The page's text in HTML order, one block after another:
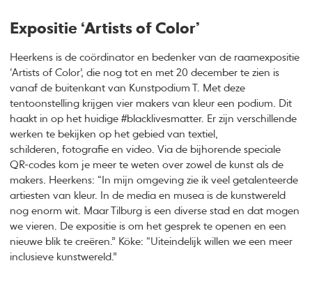
Expositie ‘Artists of Color’
Heerkens is de coördinator en bedenker van de raamexpositie
‘Artists of Color’, die nog tot en met 20 december te zien is
vanaf de buitenkant van Kunstpodium T. Met deze
tentoonstelling krijgen vier makers van kleur een podium. Dit
haakt in op het huidige #blacklivesmatter. Er zijn verschillende
werken te bekijken op het gebied van textiel,
schilderen, fotografie en video. Via de bijhorende speciale
QR-codes kom je meer te weten over zowel de kunst als de
makers. Heerkens: “In mijn omgeving zie ik veel getalenteerde
artiesten van kleur. In de media en musea is de kunstwereld
nog enorm wit. Maar Tilburg is een diverse stad en dat mogen
we vieren. De expositie is om het gesprek te openen en een
nieuwe blik te creëren.” Köke: “Uiteindelijk willen we een meer
inclusieve kunstwereld.”